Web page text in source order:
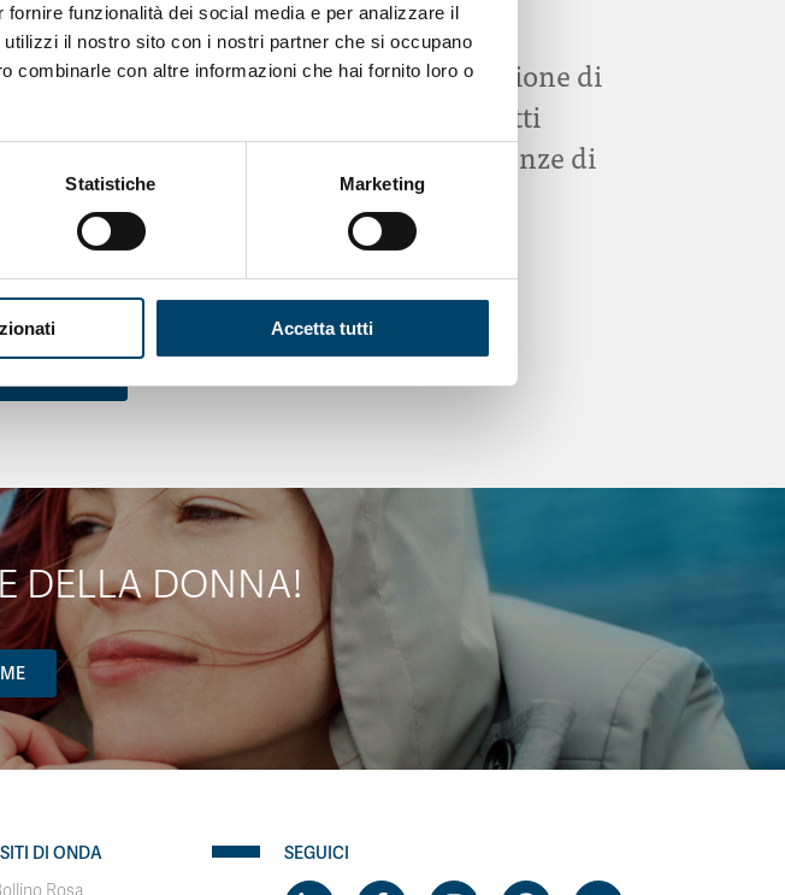
funzionalità dei social media e per analizzare il
il nostro sito con i nostri partner che si occupano
combinarle con altre informazioni che hai fornito loro o
Statistiche Marketing
Accetta tutti
ONDA PER
cura
ONDA PER IL SISTEMA SANITARIO
Bando per l’assegnazione di
un premio per progetti
riguardanti le Differenze di
genere in pediatria
DELLA DONNA!
DI ONDA
Rosa
SEGUICI